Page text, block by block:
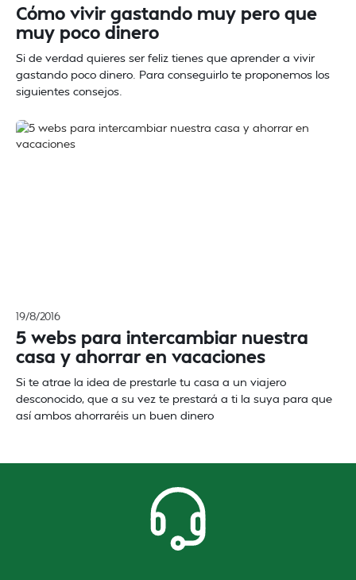
Cómo vivir gastando muy pero que
muy poco dinero
Si de verdad quieres ser feliz tienes que aprender a vivir
gastando poco dinero. Para conseguirlo te proponemos los
siguientes consejos.
19/8/2016
5 webs para intercambiar nuestra
casa y ahorrar en vacaciones
Si te atrae la idea de prestarle tu casa a un viajero
desconocido, que a su vez te prestará a ti la suya para que
así ambos ahorraréis un buen dinero